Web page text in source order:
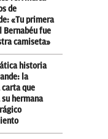
de
«Tu primera
Bernabéu fue
camiseta»
historia
la
que
hermana